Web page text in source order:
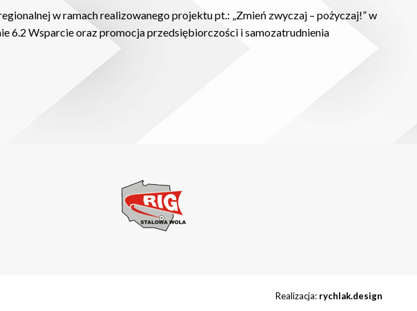
w ramach realizowanego projektu pt.: „Zmień zwyczaj – pożyczaj!” w
6.2 Wsparcie oraz promocja przedsiębiorczości i samozatrudnienia
Realizacja: rychlak.design